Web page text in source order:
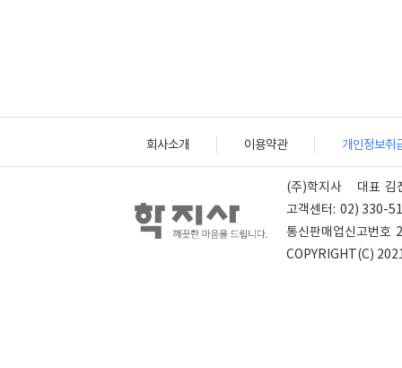
회사소개 이용약관 개인정보취
(주)학지사 대표 김
고객센터: 02) 330-
통신판매업신고번호
COPYRIGHT(C)